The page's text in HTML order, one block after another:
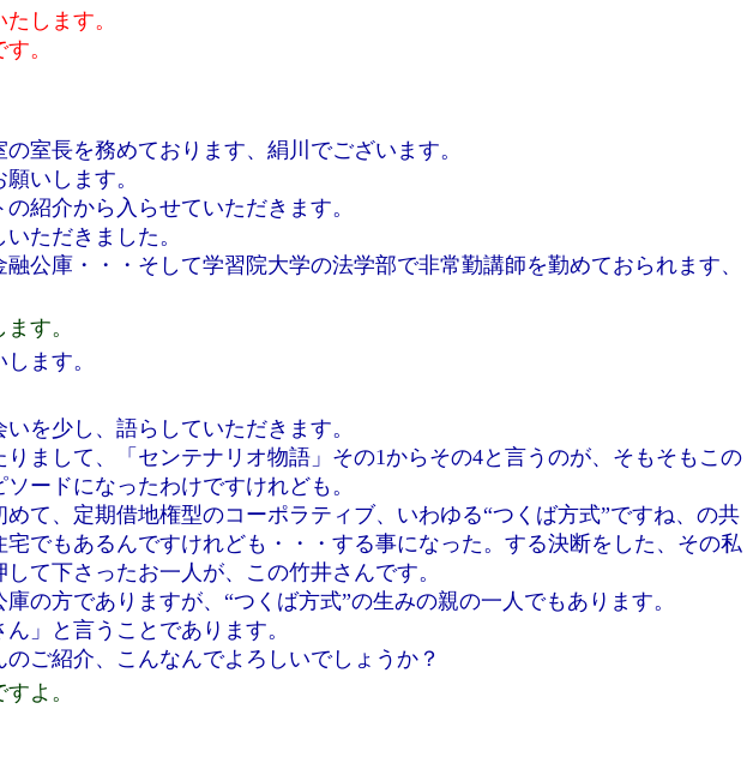
します。
。
室長を務めております、絹川でございます。
いします。
紹介から入らせていただきます。
ただきました。
公庫・・・そして学習院大学の法学部で非常勤講師を勤めておられます、
す。
ます。
を少し、語らしていただきます。
りまして、「センテナリオ物語」その1からその4と言うのが、そもそもこの
ードになったわけですけれども。
て、定期借地権型のコーポラティブ、いわゆる“つくば方式”ですね、の共
宅でもあるんですけれども・・・する事になった。する決断をした、その私
て下さったお一人が、この竹井さんです。
の方でありますが、“つくば方式”の生みの親の一人でもあります。
」と言うことであります。
ご紹介、こんなんでよろしいでしょうか？
よ。